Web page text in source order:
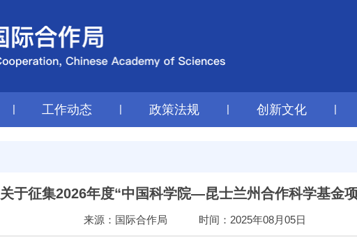
| 工作动态 | 政策法规 | 创新文化 |
关于征集2026年度“中国科学院—昆士兰州合作科学基金
来源：国际合作局 时间：2025年08月05日